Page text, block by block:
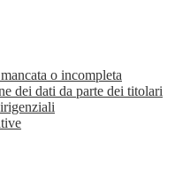
o incompleta
dei dati da parte dei titolari